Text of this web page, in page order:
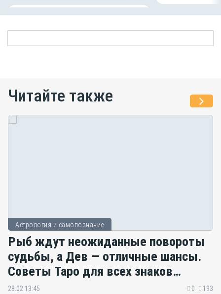
Читайте также
Астрология и самопознание
Рыб ждут неожиданные повороты
судьбы, а Дев — отличные шансы.
Советы Таро для всех знаков
зодиака
28.02 13:45 0 193